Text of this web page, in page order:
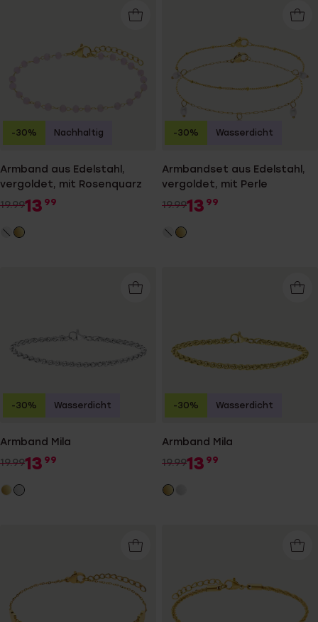
Armband aus Edelstahl,
vergoldet, mit Rosenquarz
19.9913 99
-30% Nachhaltig
Armbandset aus Edelstahl,
vergoldet, mit Perle
19.9913 99
-30% Wasserdicht
Armband Mila
19.9913 99
-30% Wasserdicht
Armband Mila
19.9913 99
-30% Wasserdicht